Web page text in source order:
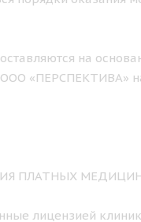
на
«ПЕРСПЕКТИВА»
ПЛАТНЫХ
лицензией